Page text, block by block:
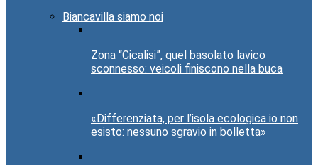
Biancavilla siamo noi
Zona “Cicalisi”, quel basolato lavico
sconnesso: veicoli finiscono nella buca
«Differenziata, per l’isola ecologica io non
esisto: nessuno sgravio in bolletta»